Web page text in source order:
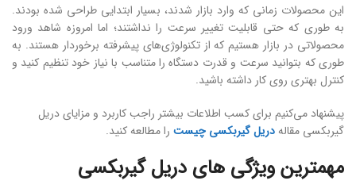
این محصولات زمانی که وارد بازار شدند، بسیار ابتدایی طراحی شده بودند.
به طوری که حتی قابلیت تغییر سرعت را نداشتند؛ اما امروزه شاهد ورود
محصولاتی در بازار هستیم که از تکنولوژی‌های پیشرفته برخوردار هستند. به
طوری که بتوانید سرعت و قدرت دستگاه را متناسب با نیاز خود تنظیم کنید و
کنترل بهتری روی کار داشته باشید.
پیشنهاد می‌کنیم برای کسب اطلاعات بیشتر راجب کاربرد و مزایای دریل
گیربکسی مقالهدریل گیربکسی چیست را مطالعه کنید.
مهمترین ویژگی های دریل گیربکسی